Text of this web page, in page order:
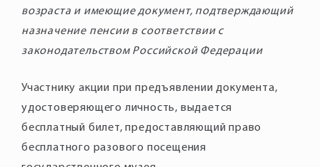
возраста и имеющие документ, подтверждающий
назначение пенсии в соответствии с
законодательством Российской Федерации
Участнику акции при предъявлении документа,
удостоверяющего личность, выдается
бесплатный билет, предоставляющий право
бесплатного разового посещения